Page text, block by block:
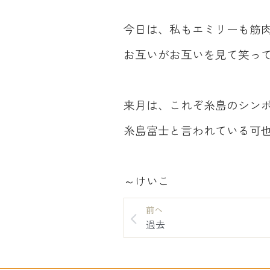
今日は、私もエミリーも筋
お互いがお互いを見て笑っ
来月は、これぞ糸島のシン
糸島富士と言われている可
～けいこ
前へ
過去